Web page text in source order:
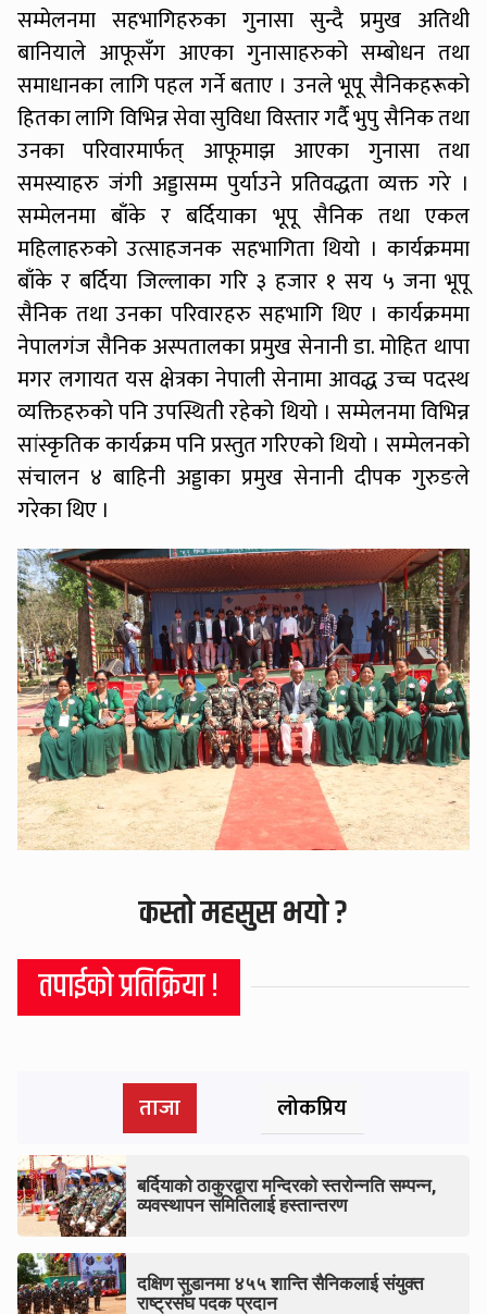
सम्मेलनमा सहभागिहरुका गुनासा सुन्दै प्रमुख अतिथी
बानियाले आफूसँग आएका गुनासाहरुको सम्बोधन तथा
समाधानका लागि पहल गर्ने बताए । उनले भूपू सैनिकहरूको
हितका लागि विभिन्न सेवा सुविधा विस्तार गर्दै भुपु सैनिक तथा
उनका परिवारमार्फत् आफूमाझ आएका गुनासा तथा
समस्याहरु जंगी अड्डासम्म पुर्याउने प्रतिवद्धता व्यक्त गरे ।
सम्मेलनमा बाँके र बर्दियाका भूपू सैनिक तथा एकल
महिलाहरुको उत्साहजनक सहभागिता थियो । कार्यक्रममा
बाँके र बर्दिया जिल्लाका गरि ३ हजार १ सय ५ जना भूपू
सैनिक तथा उनका परिवारहरु सहभागि थिए । कार्यक्रममा
नेपालगंज सैनिक अस्पतालका प्रमुख सेनानी डा. मोहित थापा
मगर लगायत यस क्षेत्रका नेपाली सेनामा आवद्ध उच्च पदस्थ
व्यक्तिहरुको पनि उपस्थिती रहेको थियो । सम्मेलनमा विभिन्न
सांस्कृतिक कार्यक्रम पनि प्रस्तुत गरिएको थियो । सम्मेलनको
संचालन ४ बाहिनी अड्डाका प्रमुख सेनानी दीपक गुरुङले
गरेका थिए ।
कस्तो महसुस भयो ?
तपाईको प्रतिक्रिया !
ताजा लोकप्रिय
बर्दियाको ठाकुरद्वारा मन्दिरको स्तरोन्नति सम्पन्न,
व्यवस्थापन समितिलाई हस्तान्तरण
दक्षिण सुडानमा ४५५ शान्ति सैनिकलाई संयुक्त
राष्ट्रसंघ पदक प्रदान